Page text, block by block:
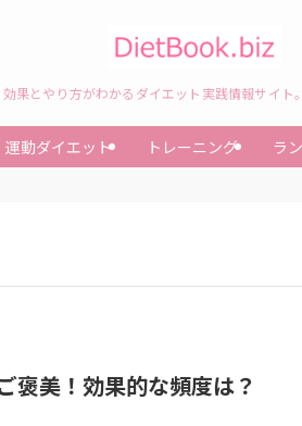
果とやり方がわかるダイエット実践情報サイト
運動ダイエット トレーニング ラ
褒美！効果的な頻度は？